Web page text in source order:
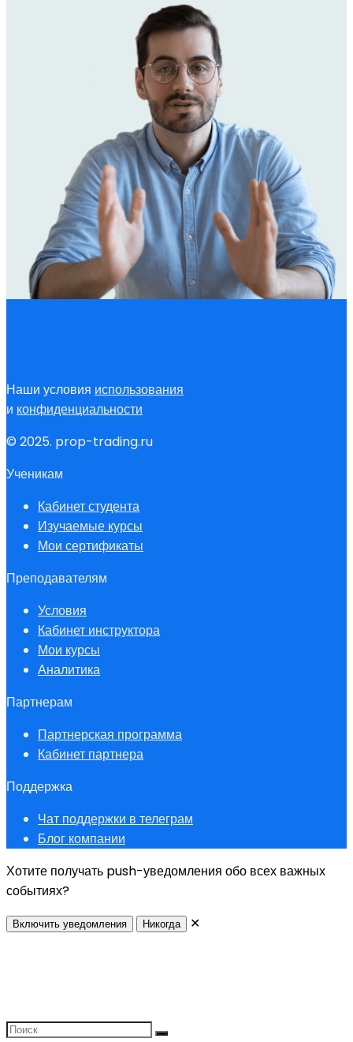
Наши условия использования
и конфиденциальности
© 2025. prop-trading.ru
Ученикам
Кабинет студента
Изучаемые курсы
Мои сертификаты
Преподавателям
Условия
Кабинет инструктора
Мои курсы
Аналитика
Партнерам
Партнерская программа
Кабинет партнера
Поддержка
Чат поддержки в телеграм
Блог компании
Хотите получать push-уведомления обо всех важных
событиях?
Включить уведомления Никогда ✕